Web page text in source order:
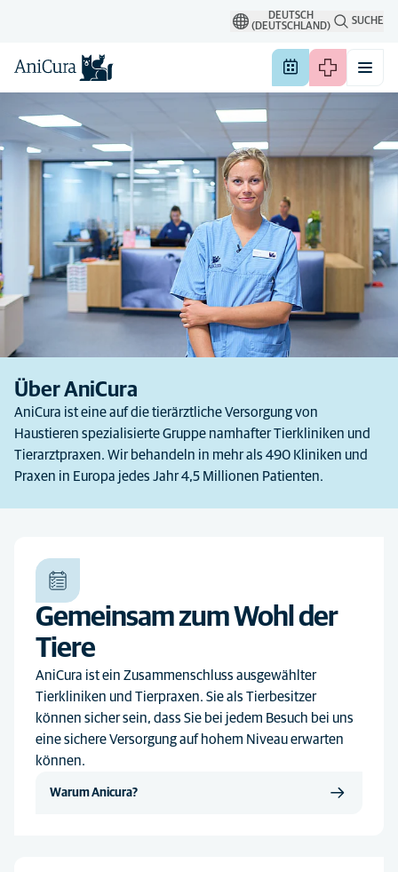
DEUTSCH
(DEUTSCHLAND)
SUCHE
Über AniCura
AniCura ist eine auf die tierärztliche Versorgung von
Haustieren spezialisierte Gruppe namhafter Tierkliniken und
Tierarztpraxen. Wir behandeln in mehr als 490 Kliniken und
Praxen in Europa jedes Jahr 4,5 Millionen Patienten.
Gemeinsam zum Wohl der
Tiere
AniCura ist ein Zusammenschluss ausgewählter
Tierkliniken und Tierpraxen. Sie als Tierbesitzer
können sicher sein, dass Sie bei jedem Besuch bei uns
eine sichere Versorgung auf hohem Niveau erwarten
können.
Warum Anicura?